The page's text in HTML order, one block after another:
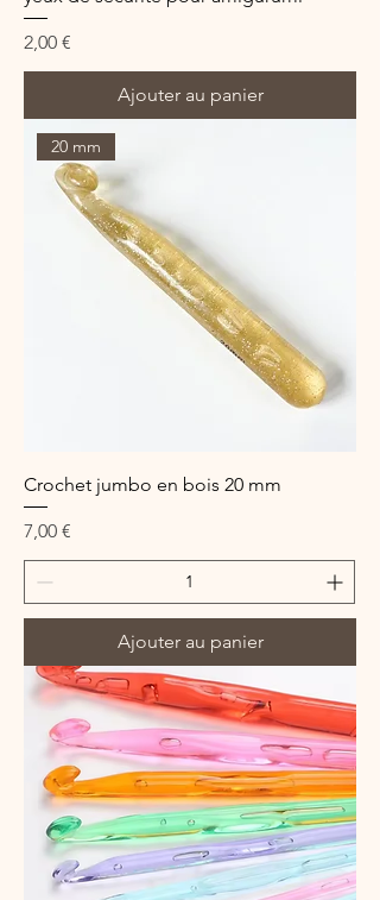
Prix
2,00 €
Ajouter au panier
20 mm
Crochet jumbo en bois 20 mm
Prix
7,00 €
Ajouter au panier